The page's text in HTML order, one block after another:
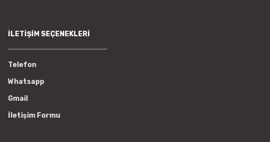
İLETİŞİM SEÇENEKLERİ
Telefon
Whatsapp
Gmail
İletişim Formu